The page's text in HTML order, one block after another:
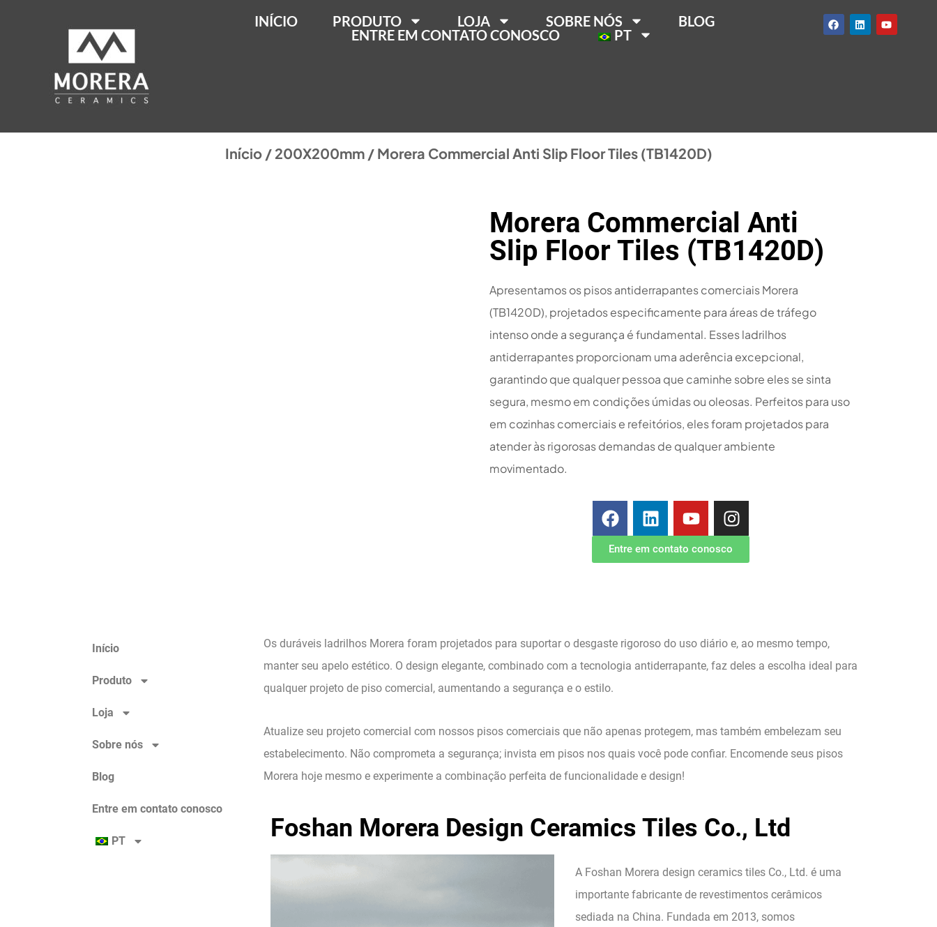
INÍCIO PRODUTO LOJA SOBRE NÓS
BLOG
ENTRE EM CONTATO CONOSCO
PT
Início/ 200X200mm/ Morera Commercial Anti Slip Floor Tiles (TB1420D)
Morera Commercial Anti
Slip Floor Tiles (TB1420D)
Apresentamos os pisos antiderrapantes comerciais Morera
(TB1420D), projetados especificamente para áreas de tráfego
intenso onde a segurança é fundamental. Esses ladrilhos
antiderrapantes proporcionam uma aderência excepcional,
garantindo que qualquer pessoa que caminhe sobre eles se sinta
segura, mesmo em condições úmidas ou oleosas. Perfeitos para uso
em cozinhas comerciais e refeitórios, eles foram projetados para
atender às rigorosas demandas de qualquer ambiente
movimentado.
Entre em contato conosco
Início
Produto
Loja
Sobre nós
Blog
Entre em contato conosco
PT
Os duráveis ladrilhos Morera foram projetados para suportar o desgaste rigoroso do uso diário e, ao mesmo tempo,
manter seu apelo estético. O design elegante, combinado com a tecnologia antiderrapante, faz deles a escolha ideal para
qualquer projeto de piso comercial, aumentando a segurança e o estilo.
Atualize seu projeto comercial com nossos pisos comerciais que não apenas protegem, mas também embelezam seu
estabelecimento. Não comprometa a segurança; invista em pisos nos quais você pode confiar. Encomende seus pisos
Morera hoje mesmo e experimente a combinação perfeita de funcionalidade e design!
Foshan Morera Design Ceramics Tiles Co., Ltd
A Foshan Morera design ceramics tiles Co., Ltd. é uma
importante fabricante de revestimentos cerâmicos
sediada na China. Fundada em 2013, somos